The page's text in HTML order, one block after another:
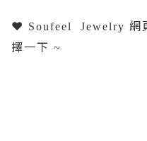
❤ Soufeel Jewelry 網
擇一下 ~